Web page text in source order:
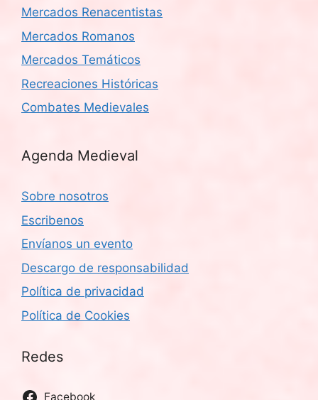
Mercados Renacentistas
Mercados Romanos
Mercados Temáticos
Recreaciones Históricas
Combates Medievales
Agenda Medieval
Sobre nosotros
Escribenos
Envíanos un evento
Descargo de responsabilidad
Política de privacidad
Política de Cookies
Redes
Facebook